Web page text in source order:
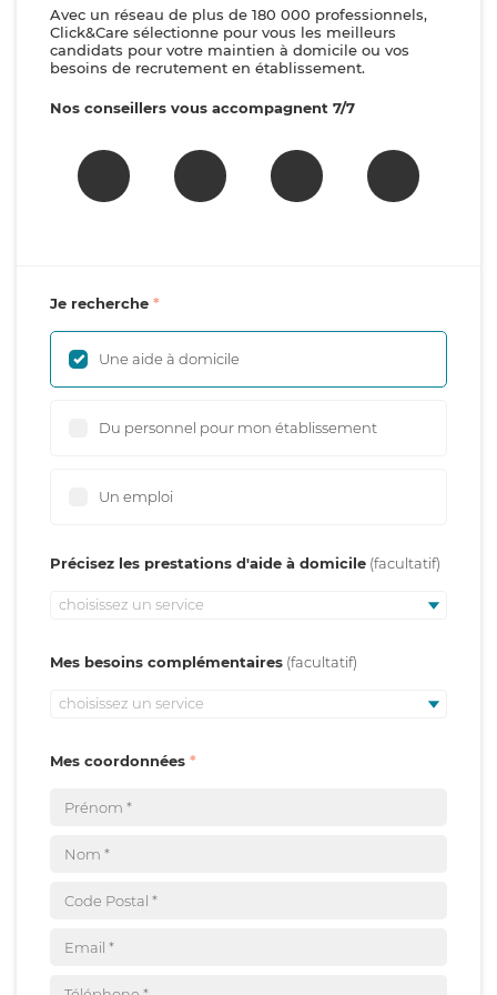
Avec un réseau de plus de 180 000 professionnels,
Click&Care sélectionne pour vous les meilleurs
candidats pour votre maintien à domicile ou vos
besoins de recrutement en établissement.
Nos conseillers vous accompagnent 7/7
Je recherche
Une aide à domicile
Du personnel pour mon établissement
Un emploi
Précisez les prestations d'aide à domicile
choisissez un service
Mes besoins complémentaires
choisissez un service
Mes coordonnées